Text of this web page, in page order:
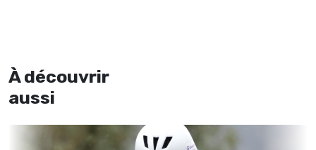
À découvrir
aussi